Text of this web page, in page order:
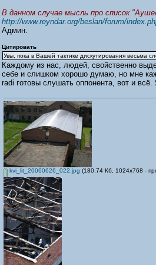
В данном случае мысль про список
http://www.reyndar.org/beslan/forum/
Админ.
Цитировать
Увы, пока в Вашей тактике дискутирования весьма
Каждому из нас, людей, свойственно
себе и слишком хорошо думаю, но мне
radi готовы слушать оппонента, вот и всё.
kvi_lit_20060626_022.jpg (180.74 Кб, 1024x768 -